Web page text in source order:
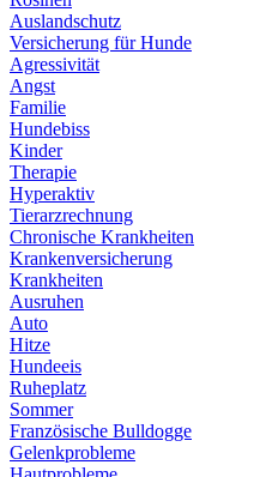
Auslandschutz
Versicherung für Hunde
Agressivität
Angst
Familie
Hundebiss
Kinder
Therapie
Hyperaktiv
Tierarzrechnung
Chronische Krankheiten
Krankenversicherung
Krankheiten
Ausruhen
Auto
Hitze
Hundeeis
Ruheplatz
Sommer
Französische Bulldogge
Gelenkprobleme